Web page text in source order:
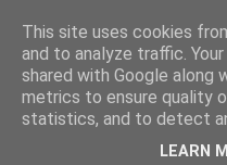
625 RANAS
LA TELEVISIÓN DESDE
This site uses cookies
and to analyze traffic.
shared with Google along
metrics to ensure quality
statistics, and to detect
LEARN